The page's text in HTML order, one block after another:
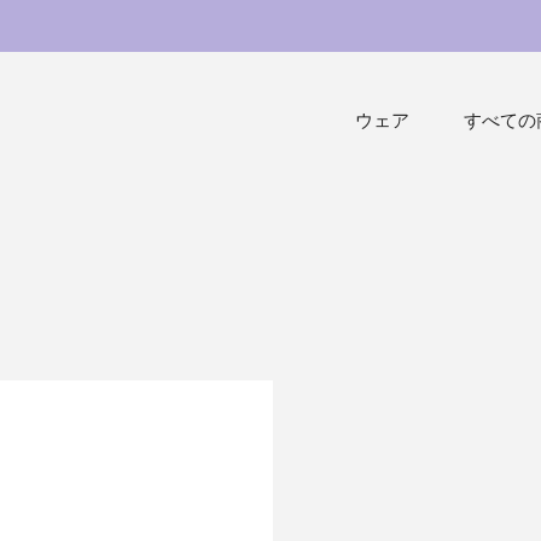
すべての
ウェア